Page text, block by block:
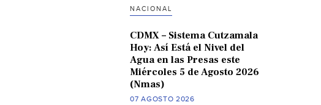
NACIONAL
CDMX – Sistema Cutzamala
Hoy: Así Está el Nivel del
Agua en las Presas este
Miércoles 5 de Agosto 2026
(Nmas)
07 AGOSTO 2026